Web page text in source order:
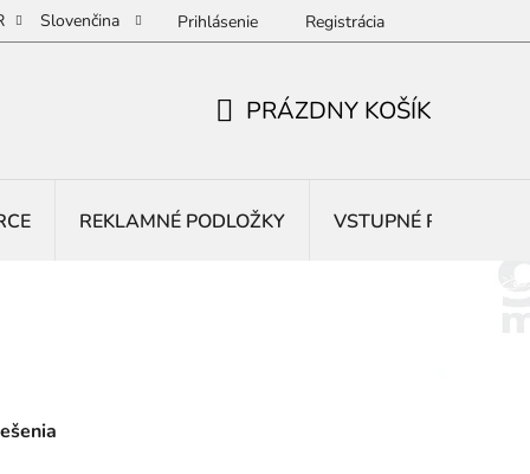
Slovenčina Prihlásenie Registrácia
PRÁZDNY KOŠÍK
REKLAMNÉ PODLOŽKY VSTUPNÉ ROHOŽE